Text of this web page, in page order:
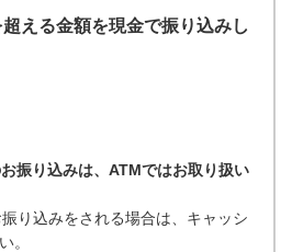
える金額を現金で振り込みし
振り込みは、ATMではお取り扱い
り込みをされる場合は、キャッシ
。